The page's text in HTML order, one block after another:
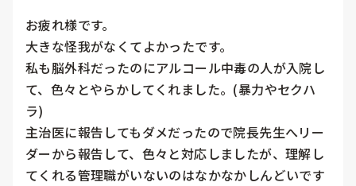
お疲れ様です。
大きな怪我がなくてよかったです。
私も脳外科だったのにアルコール中毒の人が入院し
て、色々とやらかしてくれました。(暴力やセクハ
ラ)
主治医に報告してもダメだったので院長先生へリー
ダーから報告して、色々と対応しましたが、理解し
てくれる管理職がいないのはなかなかしんどいです